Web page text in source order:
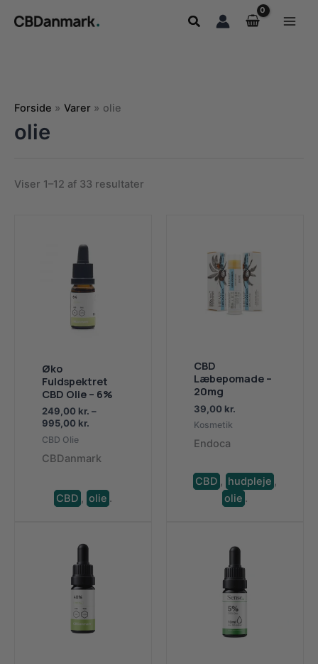
Søg
Forside Varer olie
olie
Viser 1–12 af 33 resultater
Øko
Fuldspektret
CBD Olie – 6%
249,00 kr. –
995,00 kr.
995,00 kr.
CBD Olie
CBDanmark
CBD olie .
CBD
Læbepomade –
20mg
39,00 kr.
Kosmetik
Endoca
CBD hudpleje
olie .